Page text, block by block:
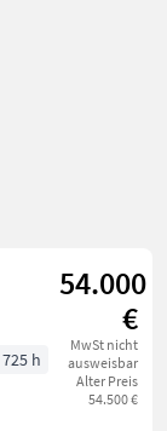
54.000
€
MwSt nicht
ausweisbar
Alter Preis
54.500 €
725 h